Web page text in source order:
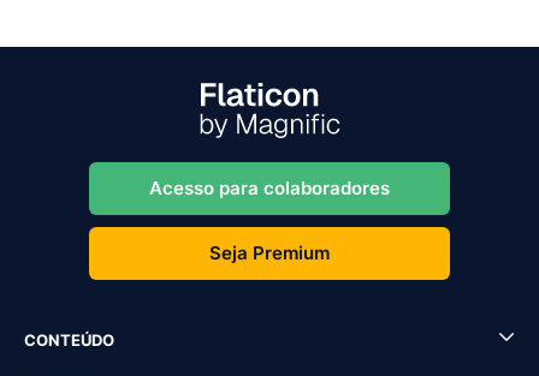
Acesso para colaboradores
Seja Premium
CONTEÚDO